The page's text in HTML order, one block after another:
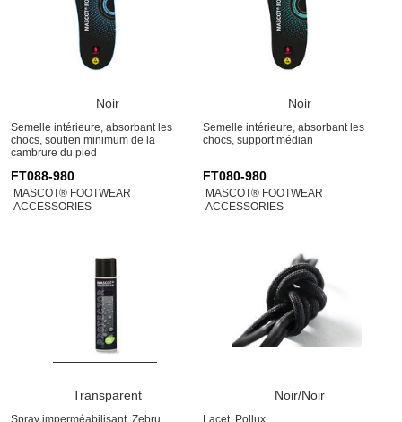
Noir
Semelle intérieure, absorbant les
chocs, soutien minimum de la
cambrure du pied
Noir
Semelle intérieure, absorbant les
chocs, support médian
FT088-980
MASCOT® FOOTWEAR
ACCESSORIES
Transparent
Spray imperméabilisant, Zebru
FT080-980
MASCOT® FOOTWEAR
ACCESSORIES
Noir/Noir
Lacet, Pollux